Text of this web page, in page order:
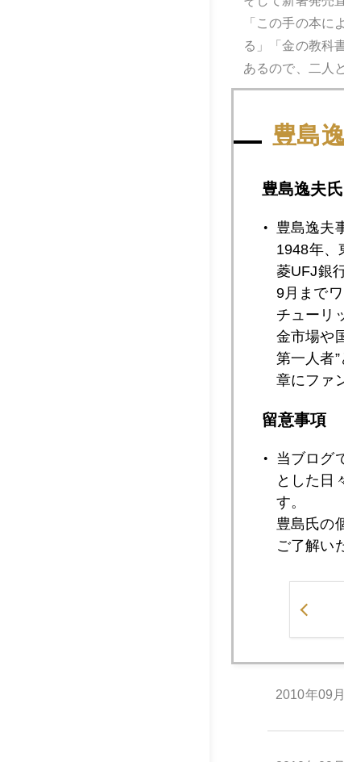
「この手の本
る」「金の教科
あるので、二人
なお、新著の
（笑）。日本
2010年
2010年09
2010年09
2010年09
2010年09
豊島
豊島逸夫
豊島逸夫
1948年、
菱UFJ銀
9月まで
チューリ
金市場や
第一人者
章にファ
留意事項
当ブログ
とした日
す。
豊島氏の
ご了解い